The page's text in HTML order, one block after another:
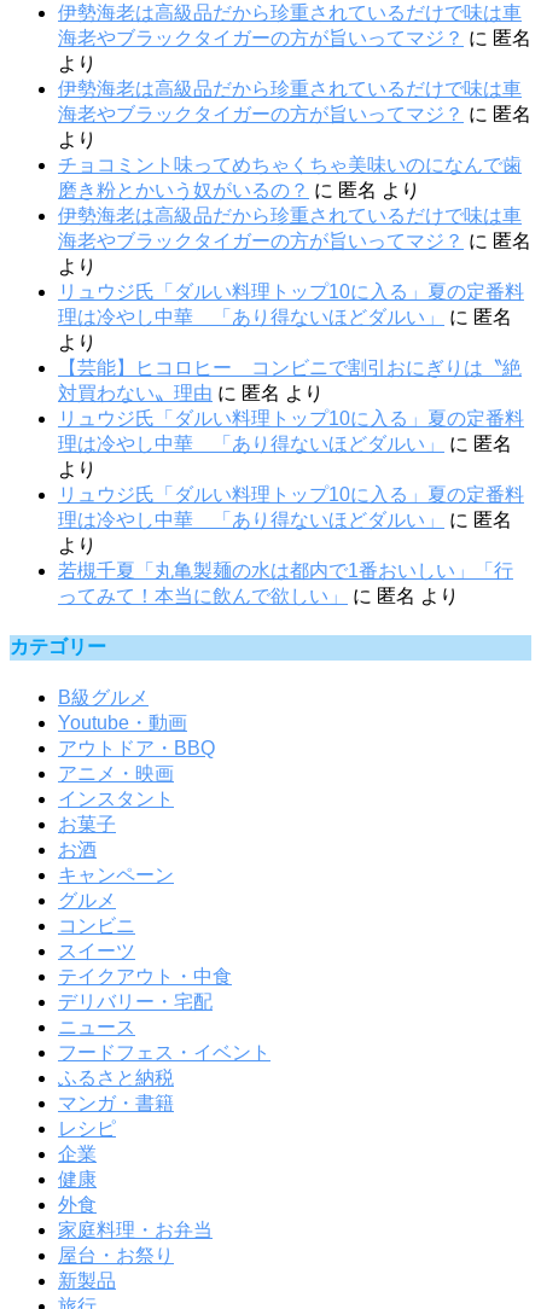
伊勢海老は高級品だから珍重されているだけで味は車
海老やブラックタイガーの方が旨いってマジ？ に 匿名
より
伊勢海老は高級品だから珍重されているだけで味は車
海老やブラックタイガーの方が旨いってマジ？ に 匿名
より
チョコミント味ってめちゃくちゃ美味いのになんで歯
磨き粉とかいう奴がいるの？ に 匿名 より
伊勢海老は高級品だから珍重されているだけで味は車
海老やブラックタイガーの方が旨いってマジ？ に 匿名
より
リュウジ氏「ダルい料理トップ10に入る」夏の定番料
理は冷やし中華 「あり得ないほどダルい」
に 匿名
より
【芸能】ヒコロヒー コンビニで割引おにぎりは〝絶
対買わない〟理由 に 匿名 より
リュウジ氏「ダルい料理トップ10に入る」夏の定番料
理は冷やし中華 「あり得ないほどダルい」
に 匿名
より
リュウジ氏「ダルい料理トップ10に入る」夏の定番料
理は冷やし中華 「あり得ないほどダルい」
に 匿名
より
若槻千夏「丸亀製麺の水は都内で1番おいしい」「行
ってみて！本当に飲んで欲しい」
に 匿名 より
カテゴリー
B級グルメ
Youtube・動画
アウトドア・BBQ
アニメ・映画
インスタント
お菓子
お酒
キャンペーン
グルメ
コンビニ
スイーツ
テイクアウト・中食
デリバリー・宅配
ニュース
フードフェス・イベント
ふるさと納税
マンガ・書籍
レシピ
企業
健康
外食
家庭料理・お弁当
屋台・お祭り
新製品